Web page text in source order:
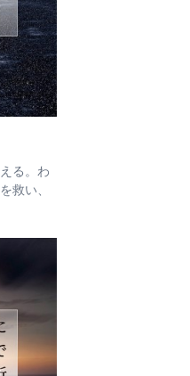
る。わ
救い、